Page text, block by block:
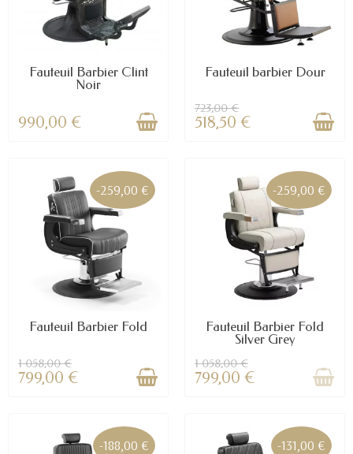
Fauteuil Barbier Clint
Noir
990,00 €
Fauteuil barbier Dour
723,00 €
518,50 €
-259,00 €
Fauteuil Barbier Fold
1 058,00 €
799,00 €
-259,00 €
Fauteuil Barbier Fold
Silver Grey
1 058,00 €
799,00 €
-188,00 € -131,00 €